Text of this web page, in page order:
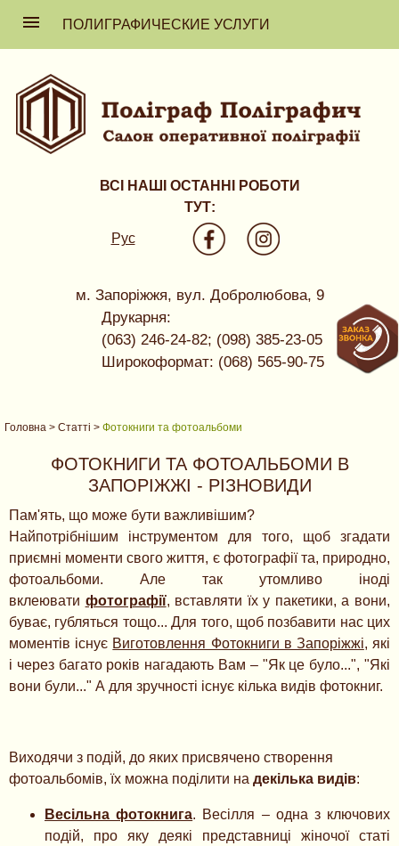
ПОЛИГРАФИЧЕСКИЕ УСЛУГИ
ВСІ НАШІ ОСТАННІ РОБОТИ
ТУТ:
Рус
м. Запоріжжя, вул. Добролюбова, 9
Друкарня:
(063) 246-24-82; (098) 385-23-05
Широкоформат: (068) 565-90-75
Головна > Статті > Фотокниги та фотоальбоми
ФОТОКНИГИ ТА ФОТОАЛЬБОМИ В
ЗАПОРІЖЖІ - РІЗНОВИДИ
Пам'ять, що може бути важливішим?
Найпотрібнішим інструментом для того, щоб згадати
приємні моменти свого життя, є фотографії та, природно,
фотоальбоми. Але так утомливо іноді
вклеювати фотографії, вставляти їх у пакетики, а вони,
буває, губляться тощо... Для того, щоб позбавити нас цих
моментів існує Виготовлення Фотокниги в Запоріжжі, які
і через багато років нагадають Вам – "Як це було...", "Які
вони були..." А для зручності існує кілька видів фотокниг.
Виходячи з подій, до яких присвячено створення
фотоальбомів, їх можна поділити на декілька видів:
Весільна фотокнига. Весілля – одна з ключових
подій, про яку деякі представниці жіночої статі